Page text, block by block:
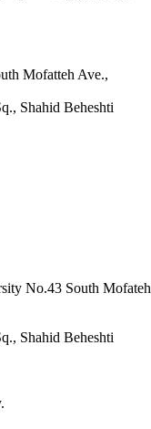
Mofatteh Ave.,
Shahid Beheshti
No.43 South Mofateh
Shahid Beheshti